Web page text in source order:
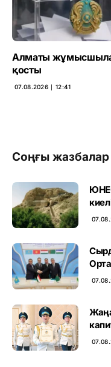
Алматы
қосты
07.08.2026 ∣ 12:41
Соңғы жазбалар
негіз